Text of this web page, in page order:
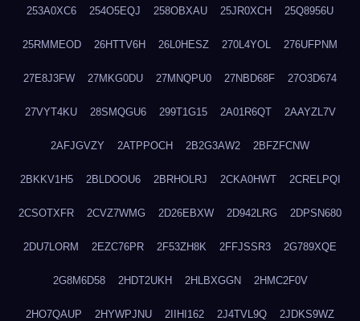
253A0XC6 254O5EQJ 258OBXAU 25JR0XCH 25Q8956U
25RMMEOD 26HTTV6H 26L0HESZ 270L4YOL 276UFPNM
27E8J3FW 27MKG0DU 27MNQPU0 27NBD68F 27O3D674
27VYT4KU 28SMQGU6 299T1G15 2A01R6QT 2AAYZL7V
2AFJGVZY 2ATPPOCH 2B2G3AW2 2BFZFCNW
2BKKV1H5 2BLDOOU6 2BRHOLRJ 2CKA0HWT 2CRELPQI
2CSOTXFR 2CVZ7WMG 2D26EBXW 2D942LRG 2DPSN680
2DU7LORM 2EZC76PR 2F53ZH8K 2FFJSSR3 2G789XQE
2G8M6D58 2HDT2UKH 2HLBXGGN 2HMC2F0V
2HO7QAUP 2HYWPJNU 2IIHI162 2J4TVL9Q 2JDKS9WZ